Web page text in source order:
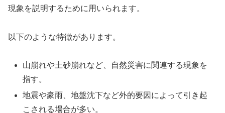
現象を説明するために用いられます。
以下のような特徴があります。
山崩れや土砂崩れなど、自然災害に関連する現象を
指す。
地震や豪雨、地盤沈下など外的要因によって引き起
こされる場合が多い。